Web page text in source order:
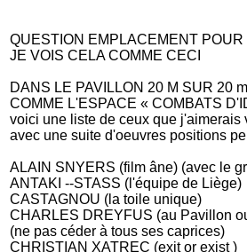
QUESTION EMPLACEMENT POUR
JE VOIS CELA COMME CECI
DANS LE PAVILLON 20 M SUR 20
COMME L'ESPACE « COMBATS
voici une liste de ceux que j'aimerais
avec une suite d'oeuvres positions
ALAIN SNYERS (film âne) (avec le
ANTAKI --STASS (l'équipe de Liège)
CASTAGNOU (la toile unique)
CHARLES DREYFUS (au Pavillon
(ne pas céder à tous ses caprices)
CHRISTIAN XATREC (exit or exist )